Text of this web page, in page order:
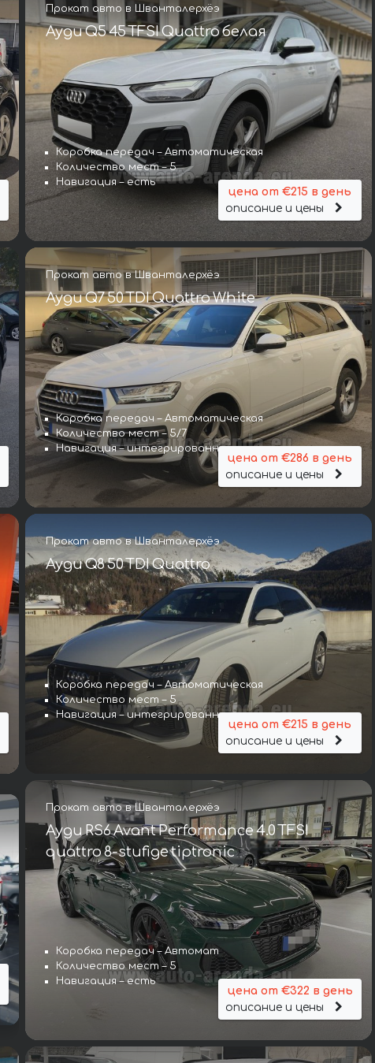
Прокат авто в Шванталерхёэ
Ауди Q5 45 TFSI Quattro белая
Коробка передач – Автоматическая
Количество мест – 5
Навигация – есть
цена от €215 в день
описание и цены
Прокат авто в Шванталерхёэ
Ауди Q7 50 TDI Quattro White
Коробка передач – Автоматическая
Количество мест – 5/7
Навигация – интегрированная
цена от €286 в день
описание и цены
Прокат авто в Шванталерхёэ
Ауди Q8 50 TDI Quattro
Коробка передач – Автоматическая
Количество мест – 5
Навигация – интегрированная
цена от €215 в день
описание и цены
Прокат авто в Шванталерхёэ
Ауди RS6 Avant Performance 4.0 TFSI
quattro 8-stufige tiptronic
Коробка передач – Автомат
Количество мест – 5
Навигация – есть
цена от €322 в день
описание и цены